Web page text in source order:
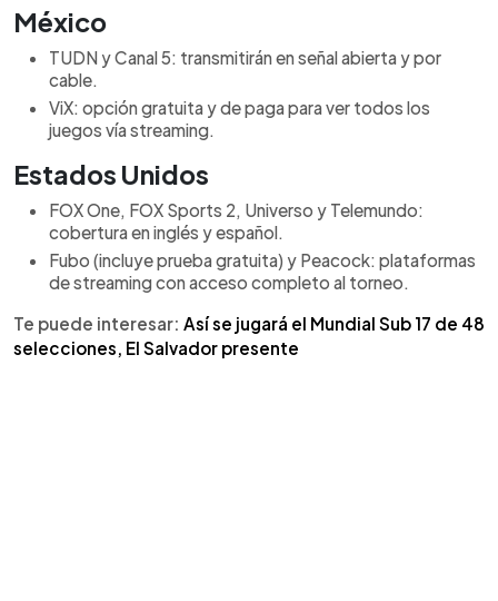
México
TUDN y Canal 5: transmitirán en señal abierta y por
cable.
ViX: opción gratuita y de paga para ver todos los
juegos vía streaming.
Estados Unidos
FOX One, FOX Sports 2, Universo y Telemundo:
cobertura en inglés y español.
Fubo (incluye prueba gratuita) y Peacock: plataformas
de streaming con acceso completo al torneo.
Te puede interesar: Así se jugará el Mundial Sub 17 de 48
selecciones, El Salvador presente